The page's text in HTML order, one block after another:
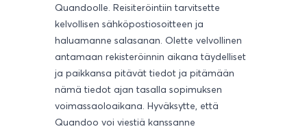
Quandoolle. Reisiteröintiin tarvitsette
kelvollisen sähköpostiosoitteen ja
haluamanne salasanan. Olette velvollinen
antamaan rekisteröinnin aikana täydelliset
ja paikkansa pitävät tiedot ja pitämään
nämä tiedot ajan tasalla sopimuksen
voimassaoloaikana. Hyväksytte, että
Quandoo voi viestiä kanssanne